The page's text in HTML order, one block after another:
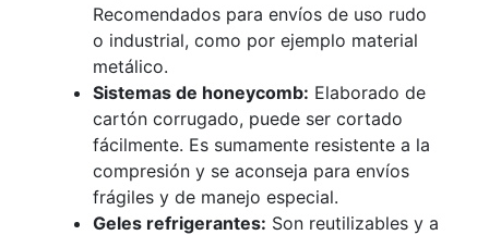
Recomendados para envíos de uso rudo
o industrial, como por ejemplo material
metálico.
Sistemas de honeycomb: Elaborado de
cartón corrugado, puede ser cortado
fácilmente. Es sumamente resistente a la
compresión y se aconseja para envíos
frágiles y de manejo especial.
Geles refrigerantes: Son reutilizables y a